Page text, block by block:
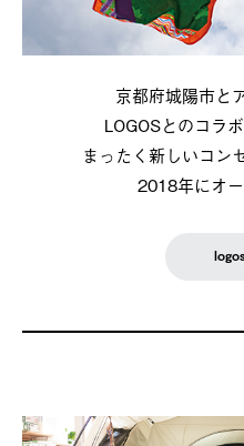
京都府城陽市と
LOGOSとのコラ
まったく新しいコン
2018年にオ